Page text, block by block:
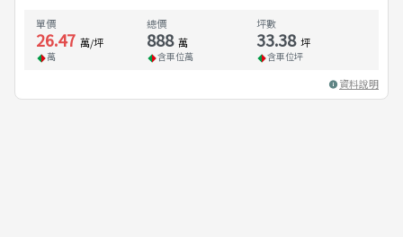
單價
26.47 萬/坪
萬
總價
888 萬
含車位萬
坪數
33.38 坪
含車位坪
資料說明